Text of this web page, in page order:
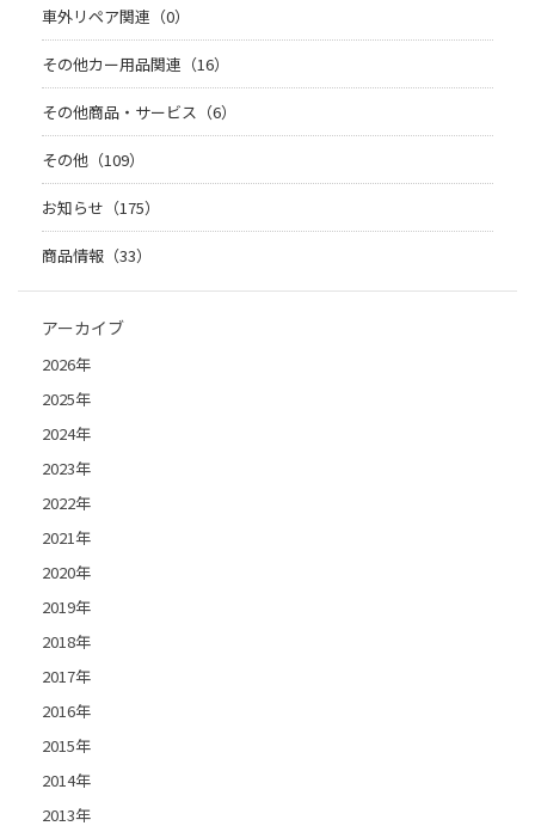
車外リペア関連（0）
その他カー用品関連（16）
その他商品・サービス（6）
その他（109）
お知らせ（175）
商品情報（33）
アーカイブ
2026年
2025年
2024年
2023年
2022年
2021年
2020年
2019年
2018年
2017年
2016年
2015年
2014年
2013年